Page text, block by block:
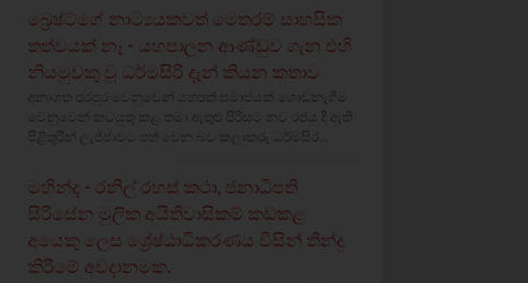
බ්‍රෙෂ්ට්ගේ නාට්‍යයකවත් මෙතරම් සාහසික
තත්වයක් නෑ - යහපාලන ආණ්ඩුව ගැන එහි
නියමුවකු වූ ධර්මසිරි දැන් කියන කතාව
අනාගත පරපුර වෙනුවෙන් යහපත් සමාජයක් ගොඩනැගීම
වෙනුවෙන් කටයුතු කළ තමා ඇතුළු පිරිසට නව රජය දී ඇති
පිළිතුරින් ලැජ්ජාවට පත් වෙන බව කලාකරු ධර්මසිර...
මහින්ද - රනිල් රහස් කථා, ජනාධිපති
සිරිසේන මුලික අයිතිවාසිකම් කඩකළ
අයෙකු ලෙස ශ්‍රේෂ්ඨාධිකරණය විසින් තීන්දු
කිරීමේ අවදානමක.